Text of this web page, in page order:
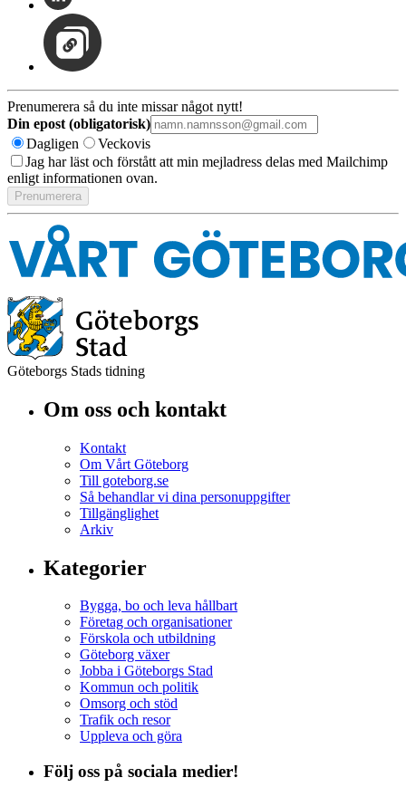
Prenumerera så du inte missar något nytt!
Din epost (obligatorisk)
Dagligen
Veckovis
Jag har läst och förstått att min mejladress delas med Mailchimp
enligt informationen ovan.
Göteborgs Stads tidning
Om oss och kontakt
Kontakt
Om Vårt Göteborg
Till goteborg.se
Så behandlar vi dina personuppgifter
Tillgänglighet
Arkiv
Kategorier
Bygga, bo och leva hållbart
Företag och organisationer
Förskola och utbildning
Göteborg växer
Jobba i Göteborgs Stad
Kommun och politik
Omsorg och stöd
Trafik och resor
Uppleva och göra
Följ oss på sociala medier!